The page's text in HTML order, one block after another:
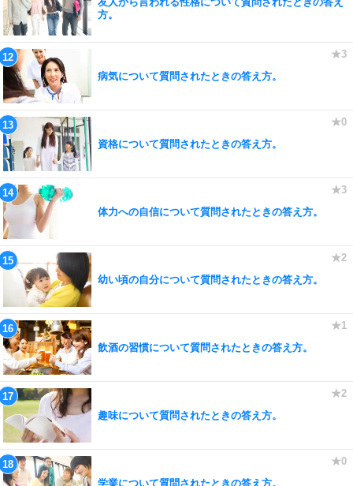
方。
病気について質問されたときの答え方。
資格について質問されたときの答え方。
体力への自信について質問されたときの答え方。
幼い頃の自分について質問されたときの答え方。
飲酒の習慣について質問されたときの答え方。
趣味について質問されたときの答え方。
学業について質問されたときの答え方。